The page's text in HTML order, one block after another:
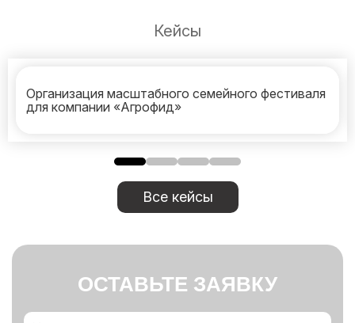
Кейсы
Организация масштабного семейного фестиваля
для компании «Агрофид»
Все кейсы
ОСТАВЬТЕ ЗАЯВКУ